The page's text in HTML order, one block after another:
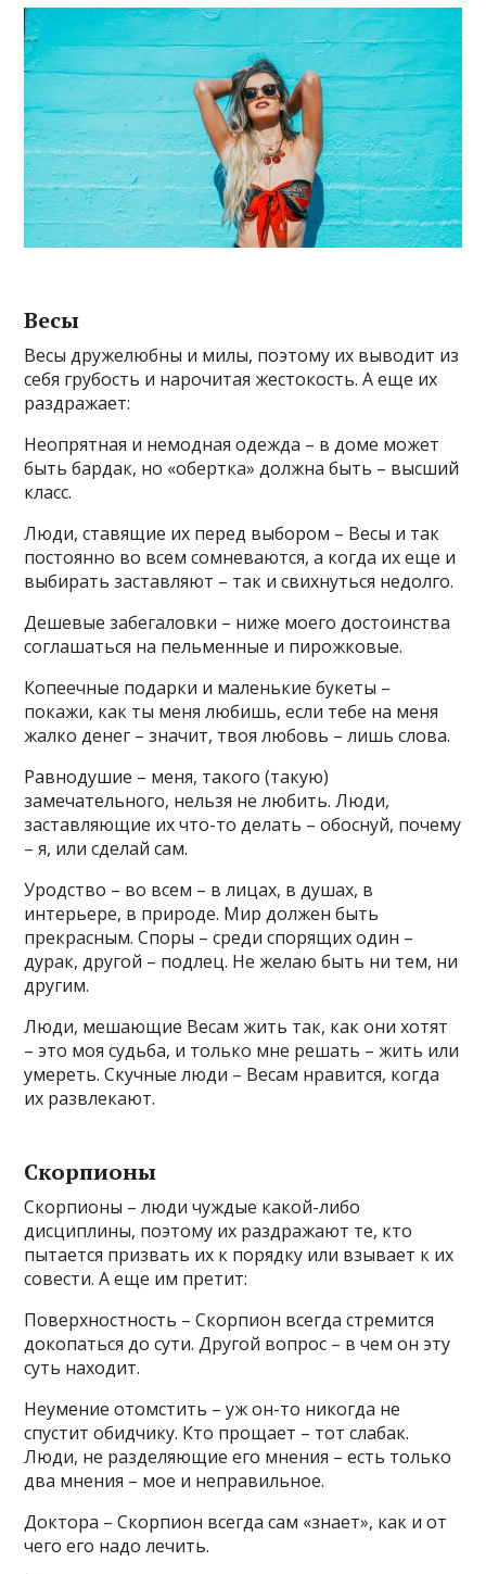
Весы
Весы дружелюбны и милы, поэтому их выводит из
себя грубость и нарочитая жестокость. А еще их
раздражает:
Неопрятная и немодная одежда – в доме может
быть бардак, но «обертка» должна быть – высший
класс.
Люди, ставящие их перед выбором – Весы и так
постоянно во всем сомневаются, а когда их еще и
выбирать заставляют – так и свихнуться недолго.
Дешевые забегаловки – ниже моего достоинства
соглашаться на пельменные и пирожковые.
Копеечные подарки и маленькие букеты –
покажи, как ты меня любишь, если тебе на меня
жалко денег – значит, твоя любовь – лишь слова.
Равнодушие – меня, такого (такую)
замечательного, нельзя не любить. Люди,
заставляющие их что-то делать – обоснуй, почему
– я, или сделай сам.
Уродство – во всем – в лицах, в душах, в
интерьере, в природе. Мир должен быть
прекрасным. Споры – среди спорящих один –
дурак, другой – подлец. Не желаю быть ни тем, ни
другим.
Люди, мешающие Весам жить так, как они хотят
– это моя судьба, и только мне решать – жить или
умереть. Скучные люди – Весам нравится, когда
их развлекают.
Скорпионы
Скорпионы – люди чуждые какой-либо
дисциплины, поэтому их раздражают те, кто
пытается призвать их к порядку или взывает к их
совести. А еще им претит:
Поверхностность – Скорпион всегда стремится
докопаться до сути. Другой вопрос – в чем он эту
суть находит.
Неумение отомстить – уж он-то никогда не
спустит обидчику. Кто прощает – тот слабак.
Люди, не разделяющие его мнения – есть только
два мнения – мое и неправильное.
Доктора – Скорпион всегда сам «знает», как и от
чего его надо лечить.